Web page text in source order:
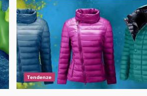
Tendenze